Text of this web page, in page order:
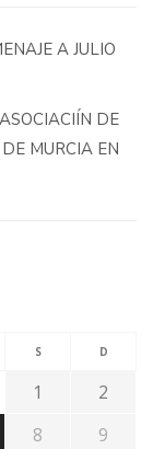
A JULIO
DE
MURCIA EN
S D
1
2
8
9